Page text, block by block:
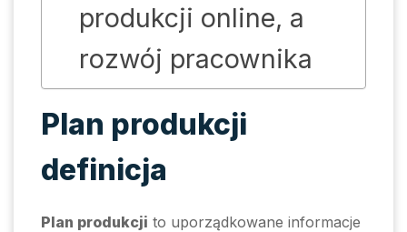
produkcji online, a
rozwój pracownika
Plan produkcji
definicja
Plan produkcji to uporządkowane informacje